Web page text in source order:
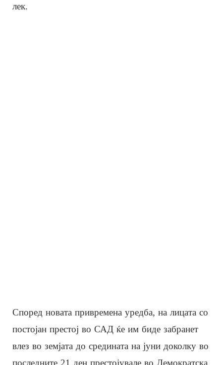
лек.
Според новата привремена уредба, на лицата со
постојан престој во САД ќе им биде забранет
влез во земјата до средината на јуни доколку во
последните 21 ден престојувале во Демократска